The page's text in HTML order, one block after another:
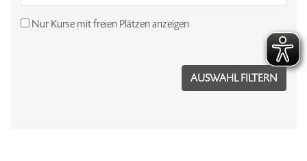
Nur Kurse mit freien Plätzen anzeigen